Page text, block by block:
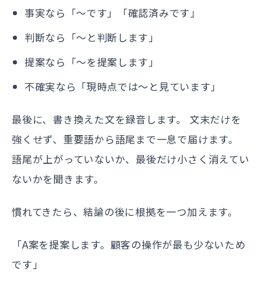
事実なら「〜です」「確認済みです」
判断なら「〜と判断します」
提案なら「〜を提案します」
不確実なら「現時点では〜と見ています」
最後に、書き換えた文を録音します。 文末だけを
強くせず、重要語から語尾まで一息で届けます。
語尾が上がっていないか、最後だけ小さく消えてい
ないかを聞きます。
慣れてきたら、結論の後に根拠を一つ加えます。
「A案を提案します。顧客の操作が最も少ないため
です」